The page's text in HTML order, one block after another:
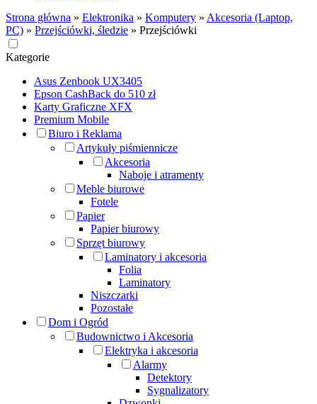
Strona główna » Elektronika » Komputery » Akcesoria (Laptop,
PC) » Przejściówki, śledzie » Przejściówki
Kategorie
Asus Zenbook UX3405
Epson CashBack do 510 zł
Karty Graficzne XFX
Premium Mobile
Biuro i Reklama
Artykuły piśmiennicze
Akcesoria
Naboje i atramenty
Meble biurowe
Fotele
Papier
Papier biurowy
Sprzęt biurowy
Laminatory i akcesoria
Folia
Laminatory
Niszczarki
Pozostałe
Dom i Ogród
Budownictwo i Akcesoria
Elektryka i akcesoria
Alarmy
Detektory
Sygnalizatory